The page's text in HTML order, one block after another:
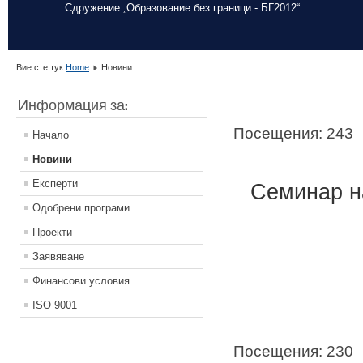
Сдружение „Образование без граници - БГ2012“
Вие сте тук: Home Новини
Информация за:
Начало
Новини
Експерти
Одобрени програми
Проекти
Заявяване
Финансови условия
ISO 9001
Посещения: 243
Семинар
Посещения: 230